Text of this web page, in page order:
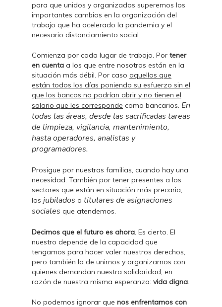
para que unidos y organizados superemos los
importantes cambios en la organización del
trabajo que ha acelerado la pandemia y el
necesario distanciamiento social.
Comienza por cada lugar de trabajo. Por tener
en cuenta a los que entre nosotros están en la
situación más débil. Por caso aquellos que
están todos los días poniendo su esfuerzo sin el
que los bancos no podrían abrir y no tienen el
salario que les corresponde como bancarios. En
todas las áreas, desde las sacrificadas tareas
de limpieza, vigilancia, mantenimiento,
hasta operadores, analistas y
programadores.
Prosigue por nuestras familias, cuando hay una
necesidad. También por tener presentes a los
sectores que están en situación más precaria,
los jubilados o titulares de asignaciones
sociales que atendemos.
Decimos que el futuro es ahora. Es cierto. El
nuestro depende de la capacidad que
tengamos para hacer valer nuestros derechos,
pero también la de unirnos y organizarnos con
quienes demandan nuestra solidaridad, en
razón de nuestra misma esperanza: vida digna.
No podemos ignorar que nos enfrentamos con